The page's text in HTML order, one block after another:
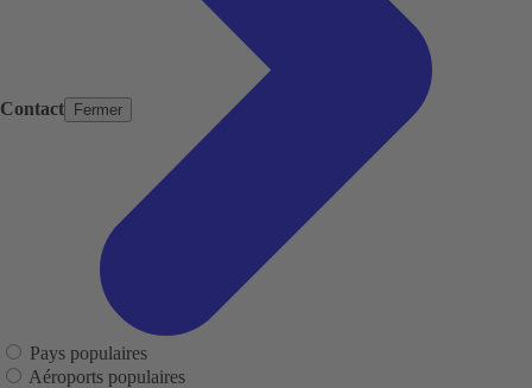
Contact Fermer
Pays populaires
Aéroports populaires